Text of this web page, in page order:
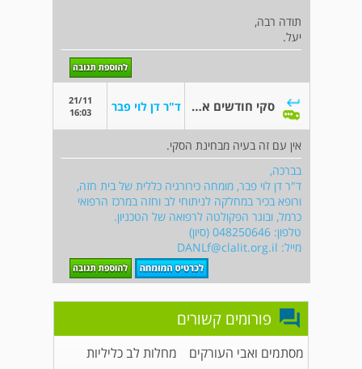
תודה רבה,
יעל.
סקי חודשים אחרי פנאומוטורקס ד"ר דן לוי פבר
21/11
16:03
אין עם זה בעיה מבחינת הסקי.
בברכה,
ד"ר דן לוי פבר, מומחה כירורגיה כללית של בית חזה,
ורופא בכיר במחלקה לניתוחי לב וחזה במרכז הרפואי
כרמל, ובוגר הפקולטה לרפואה של הטכניון.
טלפון: 048250646 (סיון)
מייל: DANLf@clalit.org.il
פורומים קשורים
מסתמים ואבי העורקים
מחלות לב כליליות